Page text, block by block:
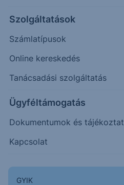
Szolgáltatások
Számlatípusok
Online kereskedés
Tanácsadási szolgáltatás
Ügyféltámogatás
Dokumentumok és
Kapcsolat
GYIK
EUR/USD - 2025/11
Az elmúlt időszakban
esés, mely nem érte el a
meghaladta az elsődleges
2025. február 6.
DAX - 2025/11 -